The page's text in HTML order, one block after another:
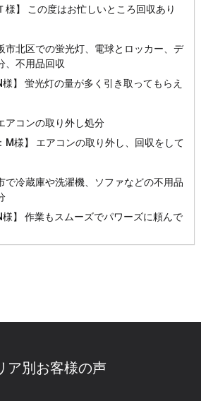
様】 この度はお忙しいところ回収あり
市北区での蛍光灯、電球とロッカー、デ
、不用品回収
様】 蛍光灯の量が多く引き取ってもらえ
アコンの取り外し処分
M様】 エアコンの取り外し、回収をして
で冷蔵庫や洗濯機、ソファなどの不用品
様】 作業もスムーズでパワーズに頼んで
ア別お客様の声